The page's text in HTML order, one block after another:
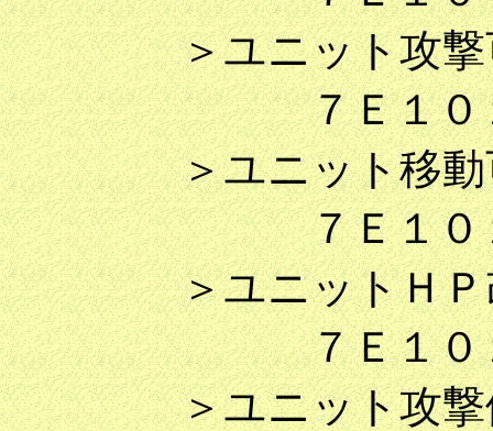
＞ユニット攻撃
７Ｅ１０１３
＞ユニット移動
７Ｅ１０１４
＞ユニットＨＰ
７Ｅ１０１５
＞ユニット攻撃値